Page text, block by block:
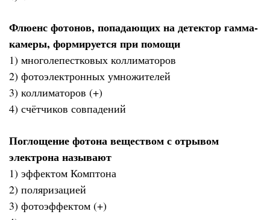
Флюенс фотонов, попадающих на детектор гамма-
камеры, формируется при помощи
1) многолепестковых коллиматоров
2) фотоэлектронных умножителей
3) коллиматоров (+)
4) счётчиков совпадений
Поглощение фотона веществом с отрывом
электрона называют
1) эффектом Комптона
2) поляризацией
3) фотоэффектом (+)